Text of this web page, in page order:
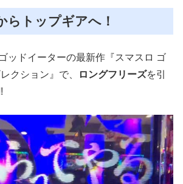
らトップギアへ！
ッドイーターの最新作『スマスロ ゴ
クション』で、
ロングフリーズを引